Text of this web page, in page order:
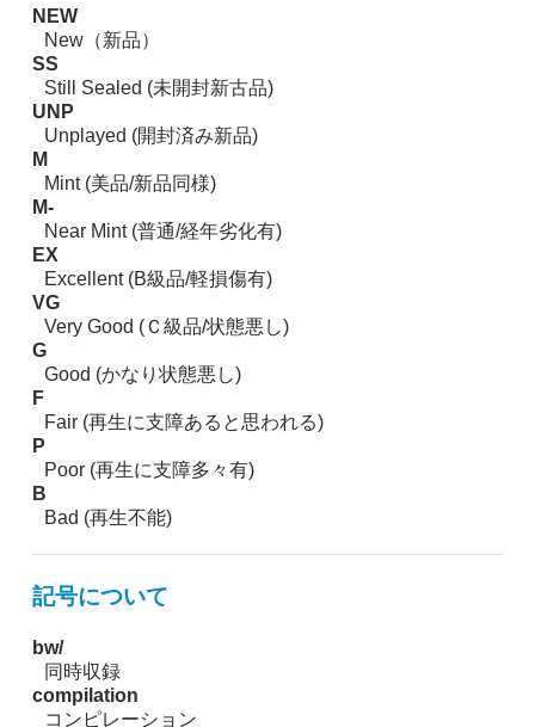
NEW
New（新品）
SS
Still Sealed (未開封新古品)
UNP
Unplayed (開封済み新品)
M
Mint (美品/新品同様)
M-
Near Mint (普通/経年劣化有)
EX
Excellent (B級品/軽損傷有)
VG
Very Good (Ｃ級品/状態悪し)
G
Good (かなり状態悪し)
F
Fair (再生に支障あると思われる)
P
Poor (再生に支障多々有)
B
Bad (再生不能)
記号について
bw/
同時収録
compilation
コンピレーション